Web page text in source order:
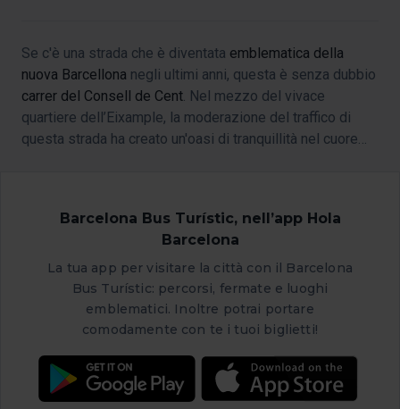
Se c'è una strada che è diventata emblematica della
nuova Barcellona negli ultimi anni, questa è senza dubbio
carrer del Consell de Cent. Nel mezzo del vivace
quartiere dell’Eixample, la moderazione del traffico di
questa strada ha creato un'oasi di tranquillità nel cuore
Barcelona Bus Turístic, nell’app Hola
Barcelona
La tua app per visitare la città con il Barcelona
Bus Turístic: percorsi, fermate e luoghi
emblematici. Inoltre potrai portare
comodamente con te i tuoi biglietti!